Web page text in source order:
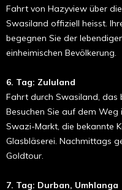
Fahrt von Hazyview über
Swasiland offiziell heisst.
begegnen Sie der
einheimischen Bevölkerung.
6. Tag: Zululand
Fahrt durch Swasiland, das
Besuchen Sie auf dem
Swazi-Markt, die bekannte
Glasbläserei. Nachmit­tags
Goldtour.
7. Tag: Durban, Umhlanga